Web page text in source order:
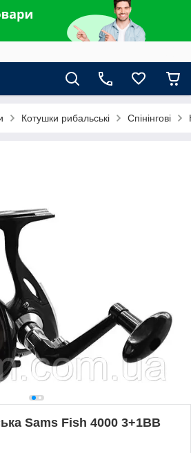
Котушки рибальські Спінінгові
Sams Fish 4000 3+1ВВ